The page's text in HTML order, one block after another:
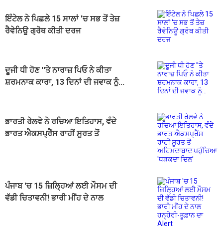
ਇੰਟੇਲ ਨੇ ਪਿਛਲੇ 15 ਸਾਲਾਂ 'ਚ ਸਭ ਤੋਂ ਤੇਜ਼
ਰੈਵੇਨਿਊ ਗ੍ਰੋਥ ਕੀਤੀ ਦਰਜ
ਦੂਜੀ ਧੀ ਹੋਣ ''ਤੇ ਨਾਰਾਜ਼ ਪਿਓ ਨੇ ਕੀਤਾ
ਸ਼ਰਮਨਾਕ ਕਾਰਾ, 13 ਦਿਨਾਂ ਦੀ ਜਵਾਕ ਨੂੰ...
ਭਾਰਤੀ ਰੇਲਵੇ ਨੇ ਰਚਿਆ ਇਤਿਹਾਸ, ਵੰਦੇ
ਭਾਰਤ ਐਕਸਪ੍ਰੈੱਸ ਰਾਹੀਂ ਸੂਰਤ ਤੋਂ
ਪੰਜਾਬ 'ਚ 15 ਜ਼ਿਲ੍ਹਿਆਂ ਲਈ ਮੌਸਮ ਦੀ
ਵੱਡੀ ਚਿਤਾਵਨੀ! ਭਾਰੀ ਮੀਂਹ ਦੇ ਨਾਲ